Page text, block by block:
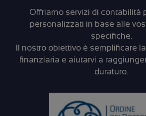
Offriamo servizi di contabilità
personalizzati in base alle
specifiche.
Il nostro obiettivo è semplificare
finanziaria e aiutarvi a
duraturo.
nostro
con i